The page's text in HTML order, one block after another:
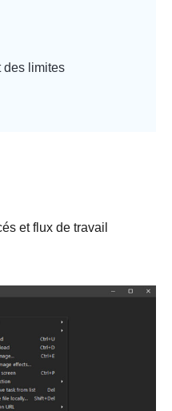
des limites
et flux de travail